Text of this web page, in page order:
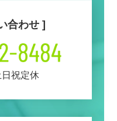
合わせ
祝定休